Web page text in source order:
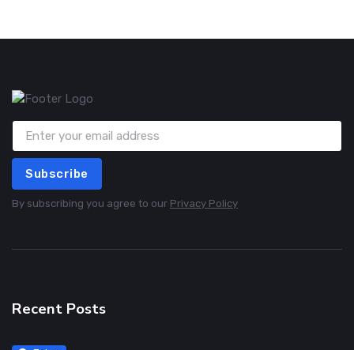
Subscribe
By subscribing you agree to our Privacy Policy
Recent Posts